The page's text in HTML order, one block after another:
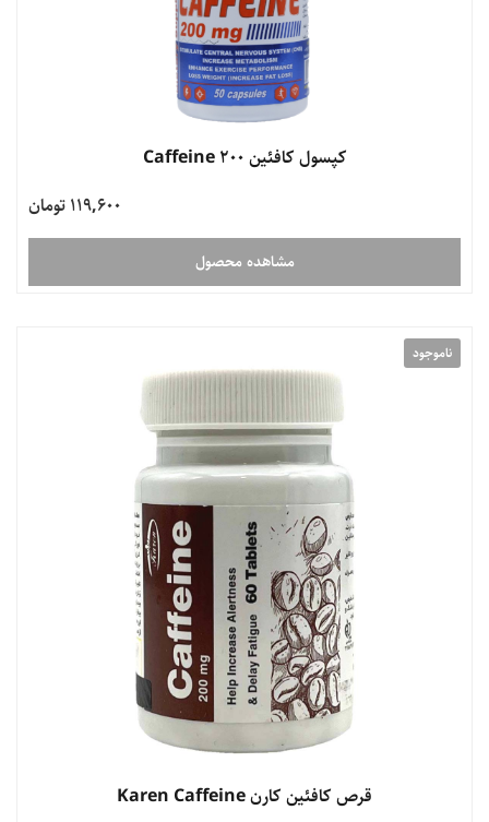
کپسول کافئین 200 Caffeine
119,600 تومان
مشاهده محصول
ناموجود
قرص کافئین کارن Karen Caffeine